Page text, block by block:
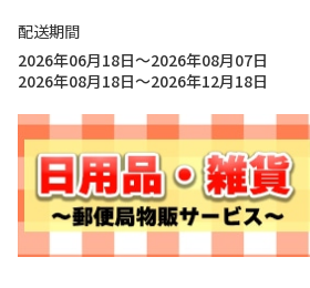
配送期間
2026年06月18日～2026年08月07日
2026年08月18日～2026年12月18日